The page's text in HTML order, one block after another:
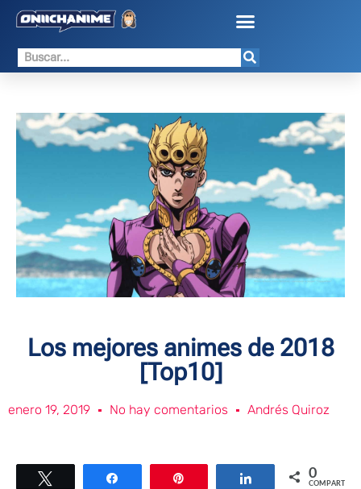
Los mejores animes de 2018
[Top10]
enero 19, 2019 No hay comentarios Andrés Quiroz
Compartir Compartir0
COMPARTIR